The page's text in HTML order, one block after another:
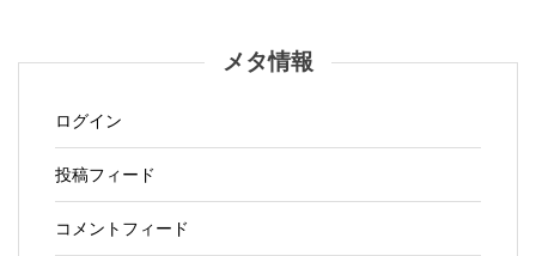
メタ情報
ログイン
投稿フィード
コメントフィード